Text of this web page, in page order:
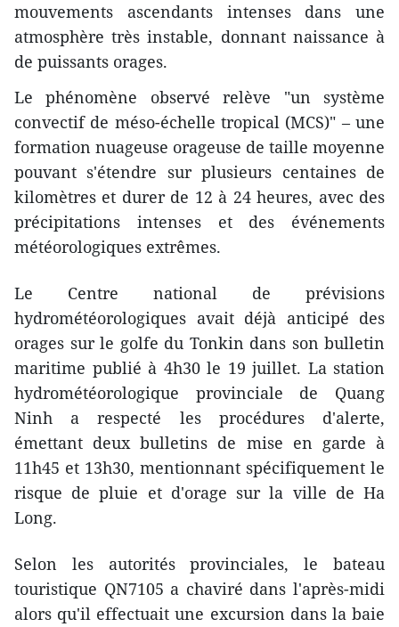
mouvements ascendants intenses dans une
atmosphère très instable, donnant naissance à
de puissants orages.
Le phénomène observé relève "un système
convectif de méso-échelle tropical (MCS)" – une
formation nuageuse orageuse de taille moyenne
pouvant s'étendre sur plusieurs centaines de
kilomètres et durer de 12 à 24 heures, avec des
précipitations intenses et des événements
météorologiques extrêmes.
Le Centre national de prévisions
hydrométéorologiques avait déjà anticipé des
orages sur le golfe du Tonkin dans son bulletin
maritime publié à 4h30 le 19 juillet. La station
hydrométéorologique provinciale de Quang
Ninh a respecté les procédures d'alerte,
émettant deux bulletins de mise en garde à
11h45 et 13h30, mentionnant spécifiquement le
risque de pluie et d'orage sur la ville de Ha
Long.
Selon les autorités provinciales, le bateau
touristique QN7105 a chaviré dans l'après-midi
alors qu'il effectuait une excursion dans la baie